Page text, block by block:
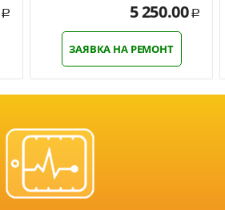
Р 5 250.00 Р
ЗАЯВКА НА РЕМОНТ